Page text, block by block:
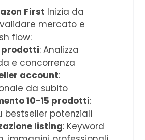
First Inizia da
mercato e
flow:
prodotti: Analizza
e concorrenza
account:
da subito
10-15 prodotti:
bestseller potenziali
listing: Keyword